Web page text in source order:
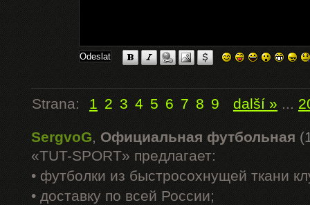
Strana: 1 2 3 4 5 6 7 8 9 další » ...
SergvoG, Официальная футбольная
«TUT-SPORT» предлагает:
• футболки из быстросохнущей ткани
• доставку по всей России;